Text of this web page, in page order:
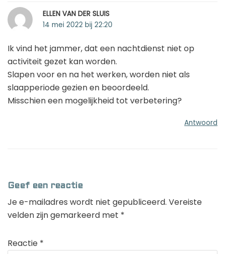
ELLEN VAN DER SLUIS
14 mei 2022 bij 22:20
Ik vind het jammer, dat een nachtdienst niet op
activiteit gezet kan worden.
Slapen voor en na het werken, worden niet als
slaapperiode gezien en beoordeeld.
Misschien een mogelijkheid tot verbetering?
Antwoord
Geef een reactie
Je e-mailadres wordt niet gepubliceerd. Vereiste
velden zijn gemarkeerd met *
Reactie *